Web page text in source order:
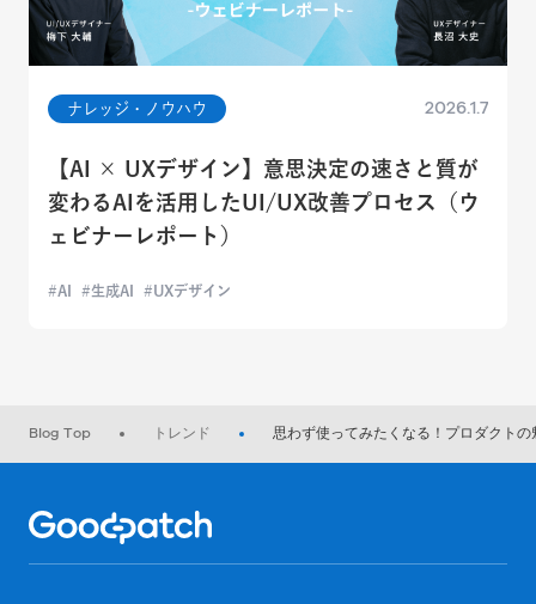
ナレッジ・ノウハウ 2026.1.7
【AI × UXデザイン】意思決定の速さと質が
変わるAIを活用したUI/UX改善プロセス（ウ
ェビナーレポート）
AI 生成AI UXデザイン
Blog Top トレンド 思わず使ってみたくなる！プロダクト